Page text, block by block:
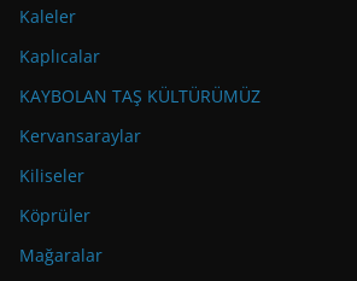
Kaleler
Kaplıcalar
KAYBOLAN TAŞ KÜLTÜRÜMÜZ
Kervansaraylar
Kiliseler
Köprüler
Mağaralar